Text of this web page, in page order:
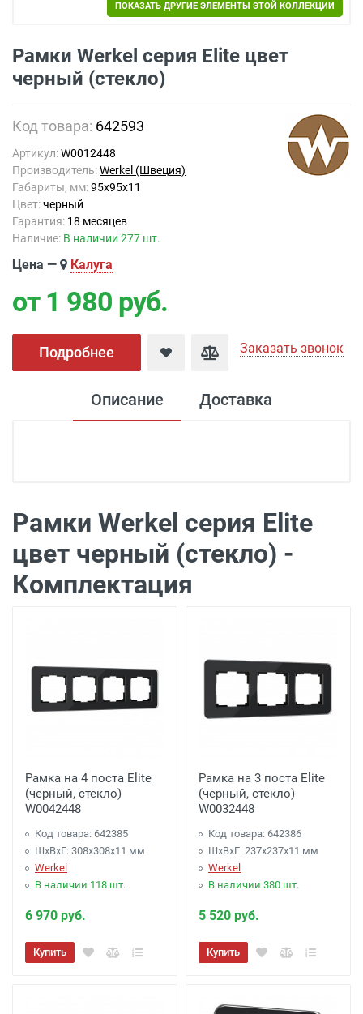
ПОКАЗАТЬ ДРУГИЕ ЭЛЕМЕНТЫ ЭТОЙ КОЛЛЕКЦИИ
ПОКАЗАТЬ ДРУГИЕ ЭЛЕМЕНТЫ ЭТОЙ КОЛЛЕКЦИИ
Рамки Werkel серия Elite цвет
черный (стекло)
Код товара: 642593
Артикул:W0012448
Производитель:Werkel (Швеция)
Габариты, мм:95x95x11
Цвет:черный
Гарантия: 18 месяцев
Наличие: В наличии 277 шт.
Цена — Калуга
от 1 980 руб.
Подробнее Заказать звонок
Описание Доставка
подъезда)
Доставка г. Калуга 100 рублей (самовывоз
из офиса)
Рамки Werkel серия Elite
цвет черный (стекло) -
Комплектация
Рамка на 4 поста Elite
(черный, стекло)
W0042448
Код товара: 642385
ШхВхГ: 308x308x11 мм
Werkel
В наличии 118 шт.
6 970 руб.
Купить
Рамка на 3 поста Elite
(черный, стекло)
W0032448
Код товара: 642386
ШхВхГ: 237x237x11 мм
Werkel
В наличии 380 шт.
5 520 руб.
Купить